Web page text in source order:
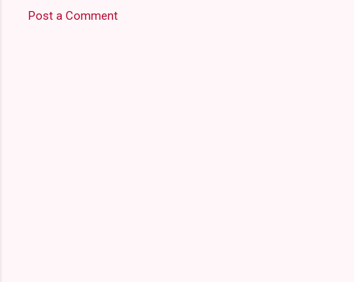
Post a Comment